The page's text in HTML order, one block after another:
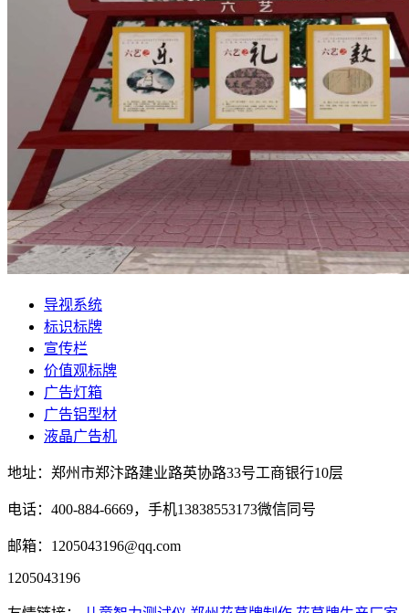
导视系统
标识标牌
宣传栏
价值观标牌
广告灯箱
广告铝型材
液晶广告机
地址：郑州市郑汴路建业路英协路33号工商银行10层
电话：400-884-6669，手机13838553173微信同号
邮箱：1205043196@qq.com
1205043196